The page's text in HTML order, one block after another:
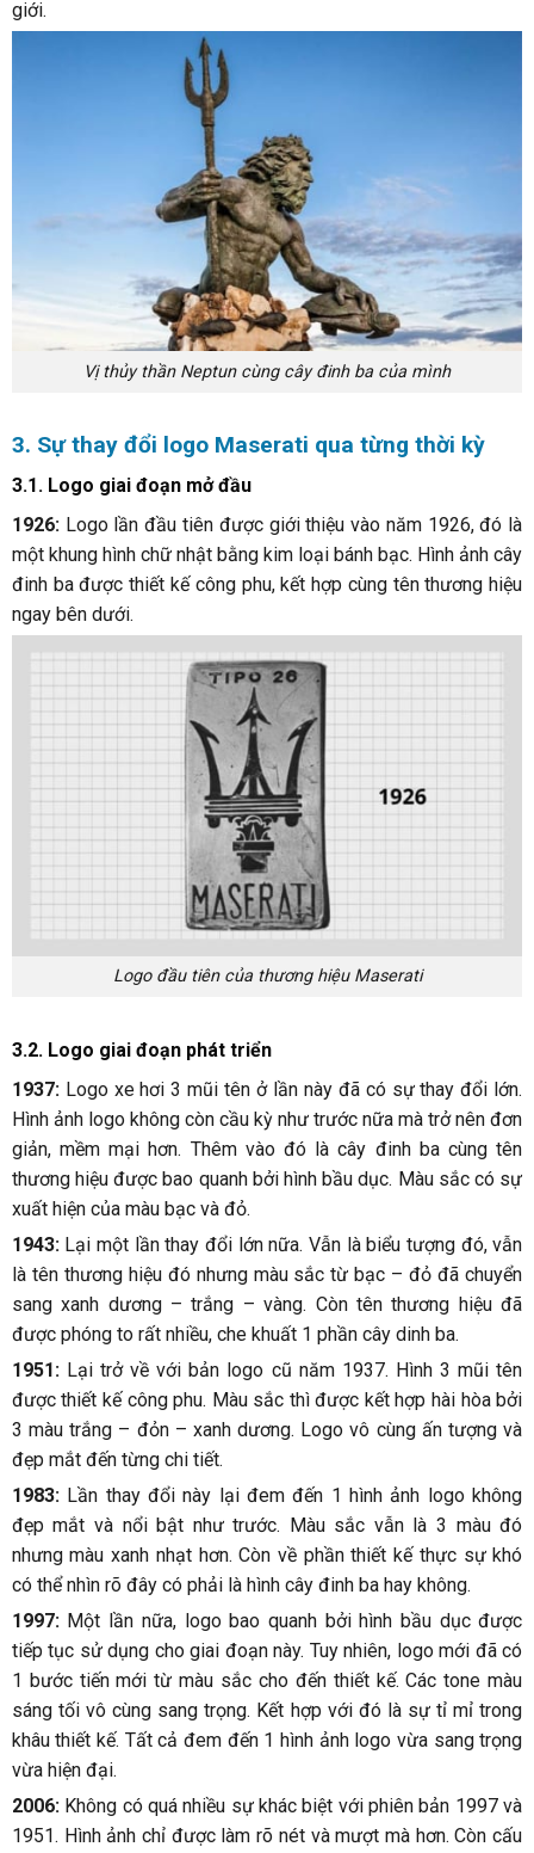
giới.
Vị thủy thần Neptun cùng cây đinh ba của mình
3. Sự thay đổi logo Maserati qua từng thời kỳ
3.1. Logo giai đoạn mở đầu
1926: Logo lần đầu tiên được giới thiệu vào năm 1926, đó là
một khung hình chữ nhật bằng kim loại bánh bạc. Hình ảnh cây
đinh ba được thiết kế công phu, kết hợp cùng tên thương hiệu
ngay bên dưới.
Logo đầu tiên của thương hiệu Maserati
3.2. Logo giai đoạn phát triển
1937:Logo xe hơi 3 mũi tên ở lần này đã có sự thay đổi lớn.
Hình ảnh logo không còn cầu kỳ như trước nữa mà trở nên đơn
giản, mềm mại hơn. Thêm vào đó là cây đinh ba cùng tên
thương hiệu được bao quanh bởi hình bầu dục. Màu sắc có sự
xuất hiện của màu bạc và đỏ.
1943: Lại một lần thay đổi lớn nữa. Vẫn là biểu tượng đó, vẫn
là tên thương hiệu đó nhưng màu sắc từ bạc – đỏ đã chuyển
sang xanh dương – trắng – vàng. Còn tên thương hiệu đã
được phóng to rất nhiều, che khuất 1 phần cây dinh ba.
1951:Lại trở về với bản logo cũ năm 1937. Hình 3 mũi tên
được thiết kế công phu. Màu sắc thì được kết hợp hài hòa bởi
3 màu trắng – đỏn – xanh dương. Logo vô cùng ấn tượng và
đẹp mắt đến từng chi tiết.
1983:Lần thay đổi này lại đem đến 1 hình ảnh logo không
đẹp mắt và nổi bật như trước. Màu sắc vẫn là 3 màu đó
nhưng màu xanh nhạt hơn. Còn về phần thiết kế thực sự khó
có thể nhìn rõ đây có phải là hình cây đinh ba hay không.
1997: Một lần nữa, logo bao quanh bởi hình bầu dục được
tiếp tục sử dụng cho giai đoạn này. Tuy nhiên, logo mới đã có
1 bước tiến mới từ màu sắc cho đến thiết kế. Các tone màu
sáng tối vô cùng sang trọng. Kết hợp với đó là sự tỉ mỉ trong
khâu thiết kế. Tất cả đem đến 1 hình ảnh logo vừa sang trọng
vừa hiện đại.
2006:Không có quá nhiều sự khác biệt với phiên bản 1997 và
1951. Hình ảnh chỉ được làm rõ nét và mượt mà hơn. Còn cấu